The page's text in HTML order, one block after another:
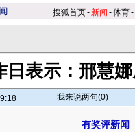
搜狐首页-新闻 -体育-
日表示：邢慧
我来说两句(0)
有奖评新闻